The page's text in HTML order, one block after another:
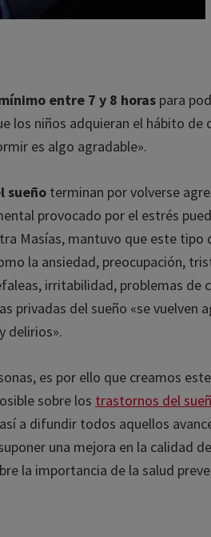
entre 7 y 8 horaspara
los niños adquieran el hábito de
es algo agradable».
terminan por volverse
provocado por el estrés
Masías, mantuvo que este tipo
la ansiedad, preocupación,
irritabilidad, problemas de
privadas del sueño «se vuelven
es por ello que creamos este
sobre lostrastornos del
a difundir todos aquellos
una mejora en la calidad de
la importancia de la salud
leído y acepto la